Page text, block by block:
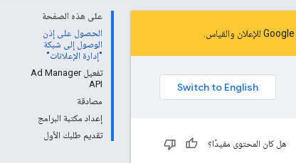
على هذه الصفحة
الحصول على إذن
الوصول إلى شبكة
"إدارة الإعلانات"
تفعيل Ad Manager
API
مصادقة
إعداد مكتبة البرامج
تقديم طلبك الأول
هل كان المحتوى مفيدًا؟